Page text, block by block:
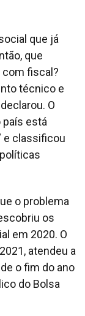
que já
que
com fiscal?
técnico e
O
está
e classificou
o problema
os
em 2020. O
atendeu a
o fim do ano
do Bolsa